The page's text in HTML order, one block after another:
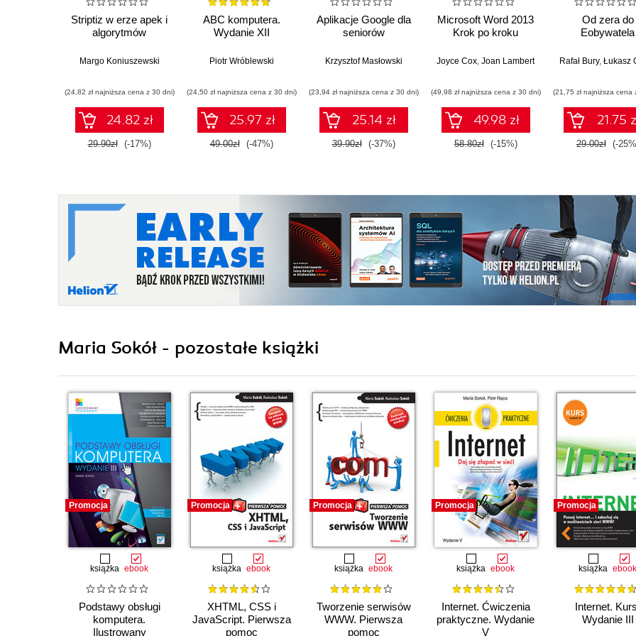
Striptiz w erze apek i
algorytmów
Margo Koniuszewski
(24,82 zł najniższa cena z 30 dni)
24.82 zł
29.90zł (-17%)
ABC komputera.
Wydanie XII
Piotr Wróblewski
(24,50 zł najniższa cena z 30 dni)
25.97 zł
49.00zł (-47%)
Aplikacje Google dla
seniorów
Krzysztof Masłowski
(23,94 zł najniższa cena z 30 dni)
25.14 zł
39.90zł (-37%)
Microsoft Word 2013
Krok po kroku
Joyce Cox, Joan Lambert
(49,98 zł najniższa cena z 30 dni)
49.98 zł
58.80zł (-15%)
Od zera do
Eobywatela
Rafał Bury, Łukasz
(21,75 zł najniższa cena
21.75
29.00zł (-
Maria Sokół - pozostałe książki
Promocja
książka ebook
Podstawy obsługi
komputera.
Ilustrowany
Promocja
książka ebook
XHTML, CSS i
JavaScript. Pierwsza
pomoc
Promocja
książka ebook
Tworzenie serwisów
WWW. Pierwsza
pomoc
Promocja
książka ebook
Internet. Ćwiczenia
praktyczne. Wydanie
V
Promocja
książka ebook
Internet.
Wydanie III